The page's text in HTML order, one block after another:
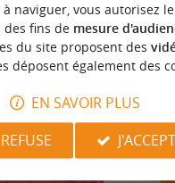
naviguer, vous autorisez
des fins de mesure
du site proposent des
déposent également des
EN SAVOIR PLUS
REFUSE